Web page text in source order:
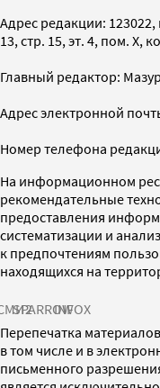
Адрес редакции: 123022,
13, стр. 15, эт. 4, пом. X,
Главный редактор:
Адрес электронной
Номер телефона
На информационном
рекомендательные
предоставления
систематизации и
к предпочтениям
находящихся на
SPARROWINFOX
Перепечатка
в том числе и в
письменного